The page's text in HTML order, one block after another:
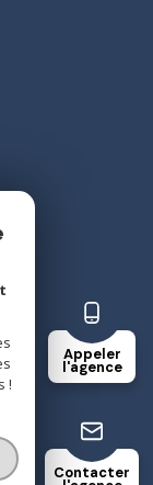
Appeler
l'agence
Contacter
!